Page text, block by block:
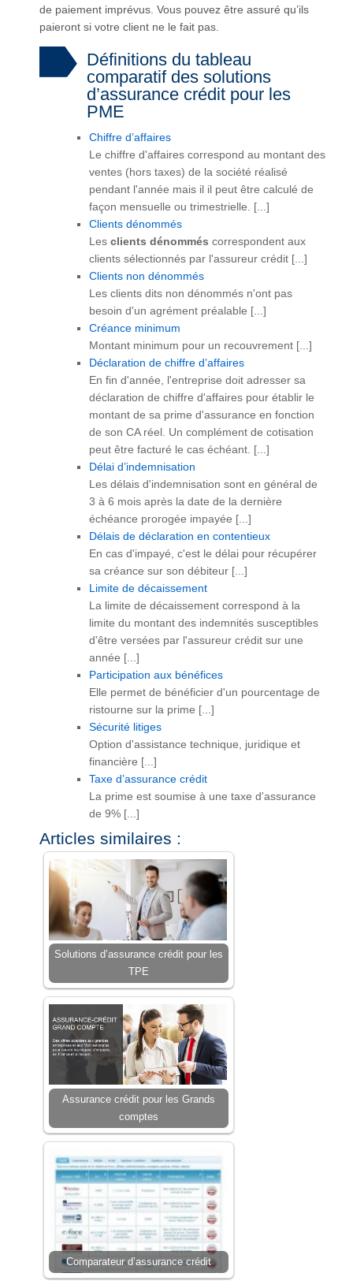
de paiement imprévus. Vous pouvez être assuré qu’ils
paieront si votre client ne le fait pas.
Définitions du tableau
comparatif des solutions
d’assurance crédit pour les
PME
Chiffre d’affaires
Le chiffre d'affaires correspond au montant des
ventes (hors taxes) de la société réalisé
pendant l'année mais il il peut être calculé de
façon mensuelle ou trimestrielle. [...]
Clients dénommés
Les clients dénommés correspondent aux
clients sélectionnés par l'assureur crédit [...]
Clients non dénommés
Les clients dits non dénommés n'ont pas
besoin d'un agrément préalable [...]
Créance minimum
Montant minimum pour un recouvrement [...]
Déclaration de chiffre d’affaires
En fin d'année, l'entreprise doit adresser sa
déclaration de chiffre d'affaires pour établir le
montant de sa prime d'assurance en fonction
de son CA réel. Un complément de cotisation
peut être facturé le cas échéant. [...]
Délai d’indemnisation
Les délais d'indemnisation sont en général de
3 à 6 mois après la date de la dernière
échéance prorogée impayée [...]
Délais de déclaration en contentieux
En cas d'impayé, c'est le délai pour récupérer
sa créance sur son débiteur [...]
Limite de décaissement
La limite de décaissement correspond à la
limite du montant des indemnités susceptibles
d'être versées par l'assureur crédit sur une
année [...]
Participation aux bénéfices
Elle permet de bénéficier d'un pourcentage de
ristourne sur la prime [...]
Sécurité litiges
Option d'assistance technique, juridique et
financière [...]
Taxe d’assurance crédit
La prime est soumise à une taxe d'assurance
de 9% [...]
Articles similaires :
Solutions d’assurance crédit pour les
TPE
Assurance crédit pour les Grands
comptes
Comparateur d’assurance crédit